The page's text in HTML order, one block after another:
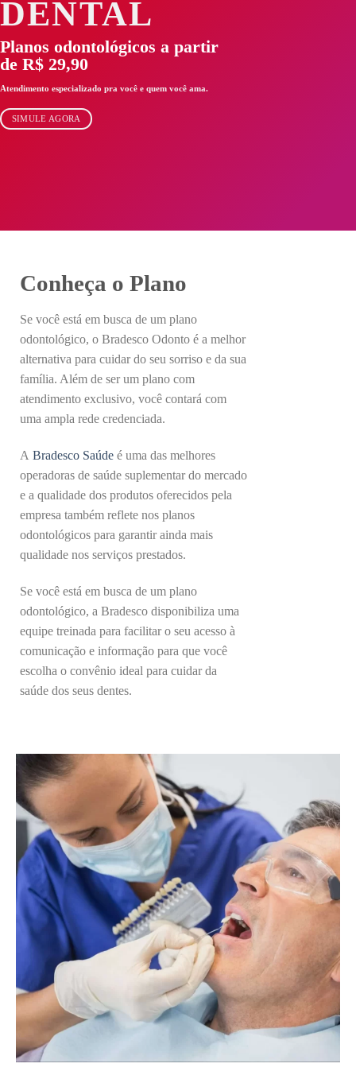
DENTAL
Planos odontológicos a partir
de R$ 29,90
Atendimento especializado pra você e quem você ama.
SIMULE AGORA
Conheça o Plano
Se você está em busca de um plano
odontológico, o Bradesco Odonto é a melhor
alternativa para cuidar do seu sorriso e da sua
família. Além de ser um plano com
atendimento exclusivo, você contará com
uma ampla rede credenciada.
A Bradesco Saúde é uma das melhores
operadoras de saúde suplementar do mercado
e a qualidade dos produtos oferecidos pela
empresa também reflete nos planos
odontológicos para garantir ainda mais
qualidade nos serviços prestados.
Se você está em busca de um plano
odontológico, a Bradesco disponibiliza uma
equipe treinada para facilitar o seu acesso à
comunicação e informação para que você
escolha o convênio ideal para cuidar da
saúde dos seus dentes.